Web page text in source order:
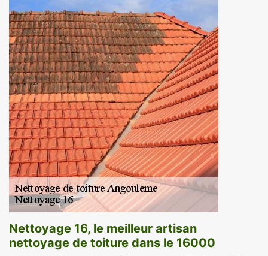
Nettoyage 16, le meilleur artisan
nettoyage de toiture dans le 16000